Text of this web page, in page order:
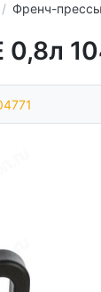
Френч-
0,8л